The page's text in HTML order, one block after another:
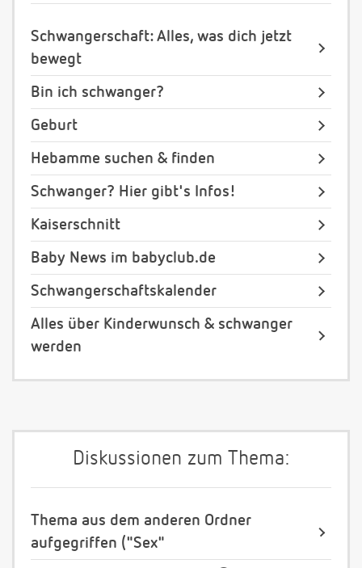
Schwangerschaft: Alles, was dich jetzt
bewegt
Bin ich schwanger?
Geburt
Hebamme suchen & finden
Schwanger? Hier gibt's Infos!
Kaiserschnitt
Baby News im babyclub.de
Schwangerschaftskalender
Alles über Kinderwunsch & schwanger
werden
Diskussionen zum Thema:
Thema aus dem anderen Ordner
aufgegriffen ("Sex"